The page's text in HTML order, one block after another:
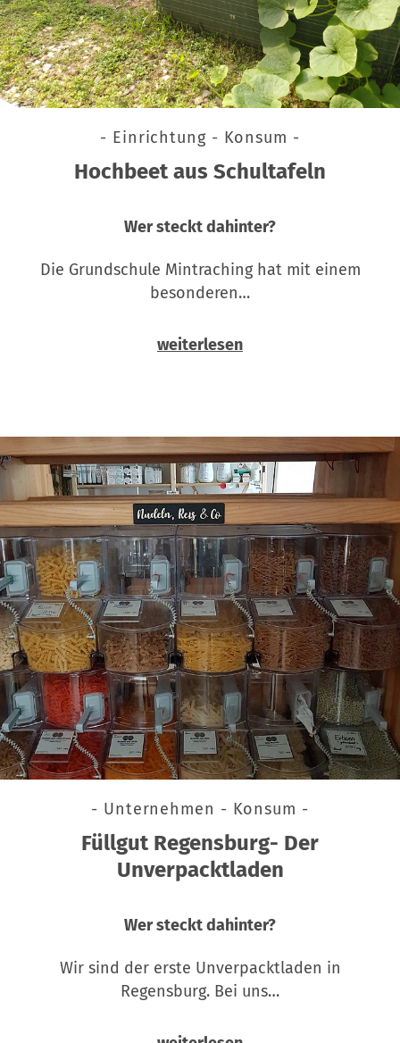
- Einrichtung - Konsum -
Hochbeet aus Schultafeln
Wer steckt dahinter?
Die Grundschule Mintraching hat mit einem
besonderen…
weiterlesen
- Unternehmen - Konsum -
Füllgut Regensburg- Der
Unverpacktladen
Wer steckt dahinter?
Wir sind der erste Unverpacktladen in
Regensburg. Bei uns…